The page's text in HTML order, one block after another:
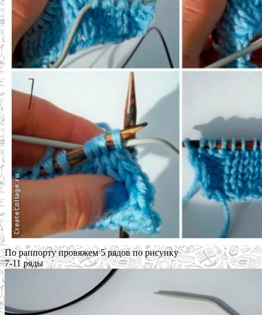
По раппорту провяжем 5 рядов по рисунку
7-11 ряды